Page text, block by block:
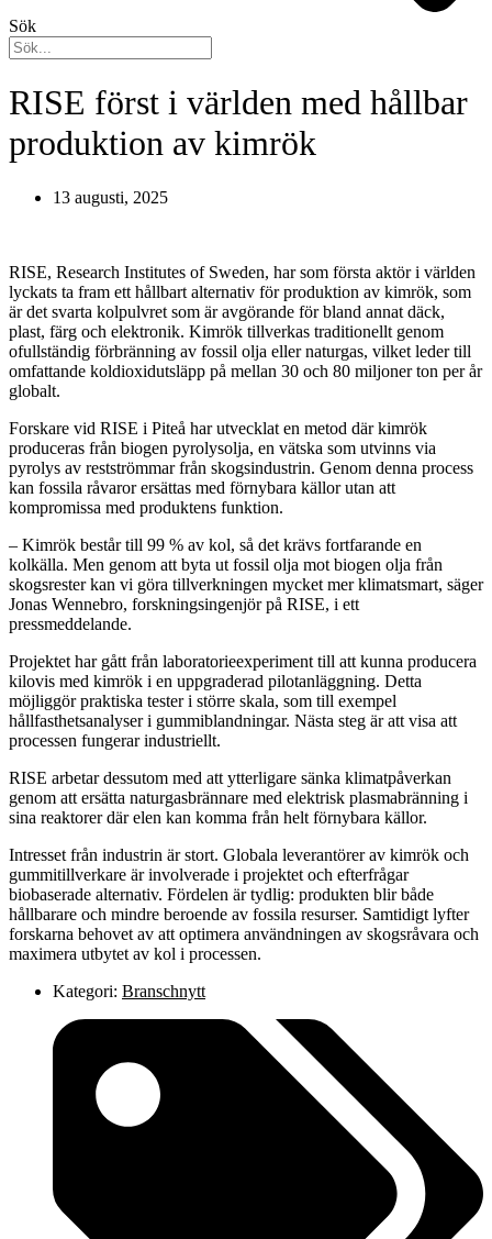
Sök
RISE först i världen med hållbar
produktion av kimrök
13 augusti, 2025
RISE, Research Institutes of Sweden, har som första aktör i världen
lyckats ta fram ett hållbart alternativ för produktion av kimrök, som
är det svarta kolpulvret som är avgörande för bland annat däck,
plast, färg och elektronik. Kimrök tillverkas traditionellt genom
ofullständig förbränning av fossil olja eller naturgas, vilket leder till
omfattande koldioxidutsläpp på mellan 30 och 80 miljoner ton per år
globalt.
Forskare vid RISE i Piteå har utvecklat en metod där kimrök
produceras från biogen pyrolysolja, en vätska som utvinns via
pyrolys av restströmmar från skogsindustrin. Genom denna process
kan fossila råvaror ersättas med förnybara källor utan att
kompromissa med produktens funktion.
– Kimrök består till 99 % av kol, så det krävs fortfarande en
kolkälla. Men genom att byta ut fossil olja mot biogen olja från
skogsrester kan vi göra tillverkningen mycket mer klimatsmart, säger
Jonas Wennebro, forskningsingenjör på RISE, i ett
pressmeddelande.
Projektet har gått från laboratorieexperiment till att kunna producera
kilovis med kimrök i en uppgraderad pilotanläggning. Detta
möjliggör praktiska tester i större skala, som till exempel
hållfasthetsanalyser i gummiblandningar. Nästa steg är att visa att
processen fungerar industriellt.
RISE arbetar dessutom med att ytterligare sänka klimatpåverkan
genom att ersätta naturgasbrännare med elektrisk plasmabränning i
sina reaktorer där elen kan komma från helt förnybara källor.
Intresset från industrin är stort. Globala leverantörer av kimrök och
gummitillverkare är involverade i projektet och efterfrågar
biobaserade alternativ. Fördelen är tydlig: produkten blir både
hållbarare och mindre beroende av fossila resurser. Samtidigt lyfter
forskarna behovet av att optimera användningen av skogsråvara och
maximera utbytet av kol i processen.
Kategori: Branschnytt